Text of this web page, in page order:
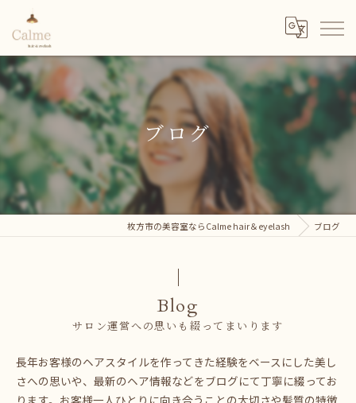
ブログ
枚方市の美容室ならCalme hair＆eyelash ブログ
Blog
サロン運営への思いも綴ってまいります
長年お客様のヘアスタイルを作ってきた経験をベースにした美し
さへの思いや、最新のヘア情報などをブログにて丁寧に綴ってお
ります。お客様一人ひとりに向き合うことの大切さや髪質の特徴